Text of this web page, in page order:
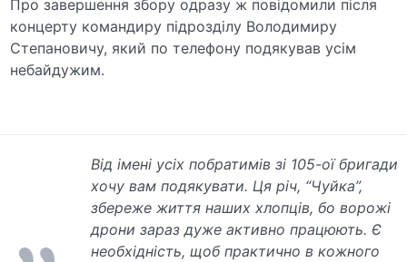
Про завершення збору одразу ж повідомили після
концерту командиру підрозділу Володимиру
Степановичу, який по телефону подякував усім
небайдужим.
Від імені усіх побратимів зі 105-ої бригади
хочу вам подякувати. Ця річ, “Чуйка”,
збереже життя наших хлопців, бо ворожі
дрони зараз дуже активно працюють. Є
необхідність, щоб практично в кожного